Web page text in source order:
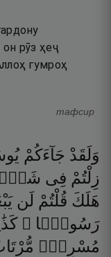
рӯз ҳеҷ
гумроҳ
тафсир
وَلَقَدْ جَآءَكُمْ
زِلْتُمْ فِى
هَلَكَ قُلْتُمْ لَن
رَسُولًۭا ۚ
مُسْرِفٌۭ